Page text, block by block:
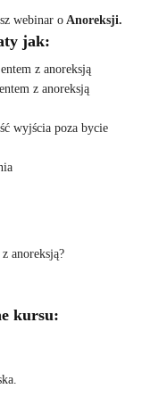
webinar o Anoreksji.
jak:
z anoreksją
z anoreksją
wyjścia poza bycie
anoreksją?
kursu: